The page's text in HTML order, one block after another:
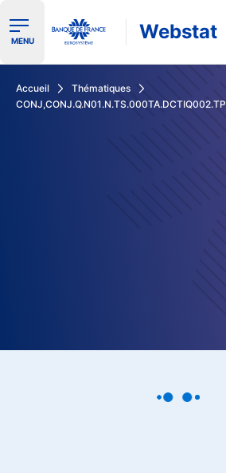
Ouvrir le menu de navigation
MENU Webstat
Accueil
Thématiques
CONJ,CONJ.Q.N01.N.TS.000TA.DCTIQ002.TP